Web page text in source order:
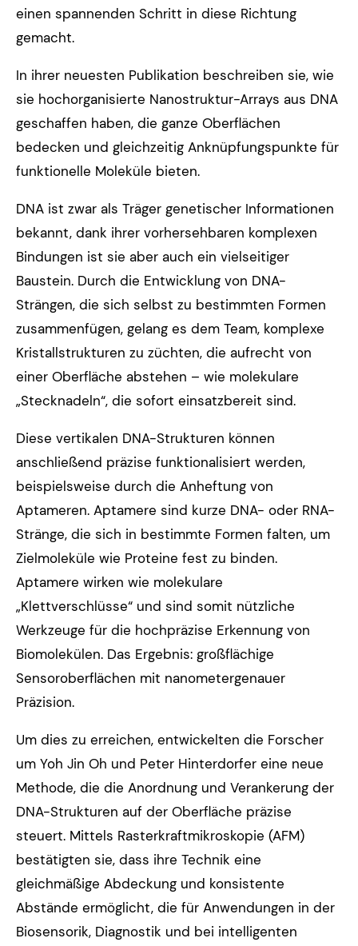
einen spannenden Schritt in diese Richtung
gemacht.
In ihrer neuesten Publikation beschreiben sie, wie
sie hochorganisierte Nanostruktur-Arrays aus DNA
geschaffen haben, die ganze Oberflächen
bedecken und gleichzeitig Anknüpfungspunkte für
funktionelle Moleküle bieten.
DNA ist zwar als Träger genetischer Informationen
bekannt, dank ihrer vorhersehbaren komplexen
Bindungen ist sie aber auch ein vielseitiger
Baustein. Durch die Entwicklung von DNA-
Strängen, die sich selbst zu bestimmten Formen
zusammenfügen, gelang es dem Team, komplexe
Kristallstrukturen zu züchten, die aufrecht von
einer Oberfläche abstehen – wie molekulare
„Stecknadeln“, die sofort einsatzbereit sind.
Diese vertikalen DNA-Strukturen können
anschließend präzise funktionalisiert werden,
beispielsweise durch die Anheftung von
Aptameren. Aptamere sind kurze DNA- oder RNA-
Stränge, die sich in bestimmte Formen falten, um
Zielmoleküle wie Proteine ​​fest zu binden.
Aptamere wirken wie molekulare
„Klettverschlüsse“ und sind somit nützliche
Werkzeuge für die hochpräzise Erkennung von
Biomolekülen. Das Ergebnis: großflächige
Sensoroberflächen mit nanometergenauer
Präzision.
Um dies zu erreichen, entwickelten die Forscher
um Yoh Jin Oh und Peter Hinterdorfer eine neue
Methode, die die Anordnung und Verankerung der
DNA-Strukturen auf der Oberfläche präzise
steuert. Mittels Rasterkraftmikroskopie (AFM)
bestätigten sie, dass ihre Technik eine
gleichmäßige Abdeckung und konsistente
Abstände ermöglicht, die für Anwendungen in der
Biosensorik, Diagnostik und bei intelligenten